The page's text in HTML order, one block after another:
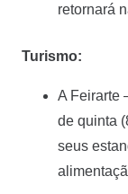
retornará
Turismo:
A Feirarte
de quinta
seus